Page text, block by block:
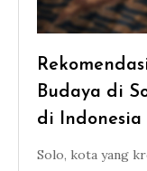
Budaya di
di Indonesia
Solo, kota yang